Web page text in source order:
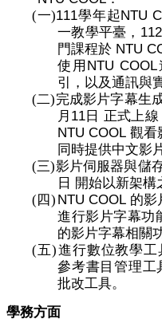
(一)111學年起NTU
一教學平臺，
門課程於 NTU
使用 NTU COOL
引，以及通訊與
(二)完成影片字幕生
月 11 日 正式上
NTU COOL 觀看
同時提供中文影
(三)影片伺服器與儲
日 開始以新架構
(四) NTU COOL 的影
進行影片字幕功
的影片字幕相關
(五)進行數位教學工
參考書目管理工
批改工具。
學務方面